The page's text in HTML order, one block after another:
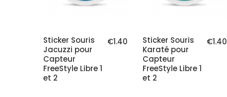
€1.40
Sticker Souris
Jacuzzi pour
Capteur
FreeStyle Libre 1
et 2
€1.40
Sticker Souris
Karaté pour
Capteur
FreeStyle Libre 1
et 2